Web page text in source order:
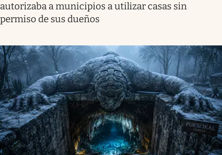
autorizaba a municipios a utilizar casas sin
permiso de sus dueños